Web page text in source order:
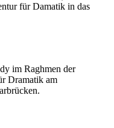
für Damatik in das
im Raghmen der
Dramatik am